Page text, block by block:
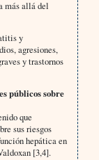
más allá del
y
agresiones,
y trastornos
públicos sobre
que
sus riesgos
hepática en
[3,4].